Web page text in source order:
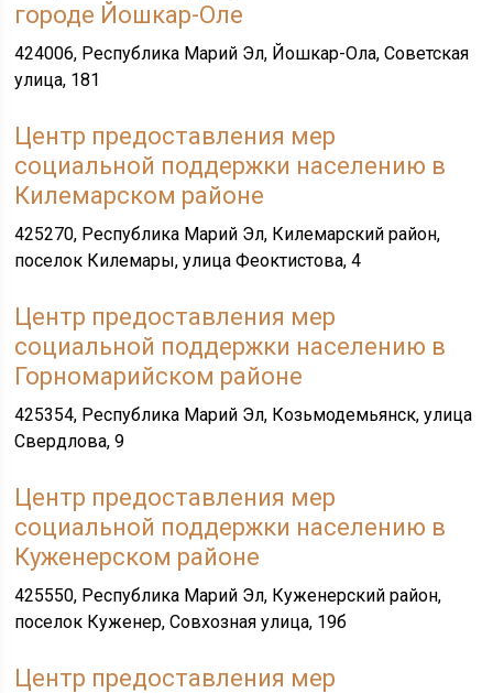
городе Йошкар-Оле
424006, Республика Марий Эл, Йошкар-Ола, Советская
улица, 181
Центр предоставления мер
социальной поддержки населению в
Килемарском районе
425270, Республика Марий Эл, Килемарский район,
поселок Килемары, улица Феоктистова, 4
Центр предоставления мер
социальной поддержки населению в
Горномарийском районе
425354, Республика Марий Эл, Козьмодемьянск, улица
Свердлова, 9
Центр предоставления мер
социальной поддержки населению в
Куженерском районе
425550, Республика Марий Эл, Куженерский район,
поселок Куженер, Совхозная улица, 19б
Центр предоставления мер